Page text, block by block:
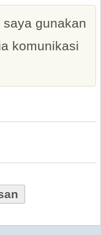
gunakan
komunikasi